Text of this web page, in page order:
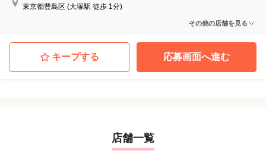
東京都豊島区 (大塚駅 徒歩 1分)
FaSS(ファス) ヤエチカ店
東京都中央区
(東京駅 徒歩 8分)
FaSS(ファス) 二子玉川ライズＳ．Ｃ．店
東京都世田谷区 (二子玉川駅 徒歩 5分)
その他の店舗を見る
キープする 応募画面へ進む
店舗一覧